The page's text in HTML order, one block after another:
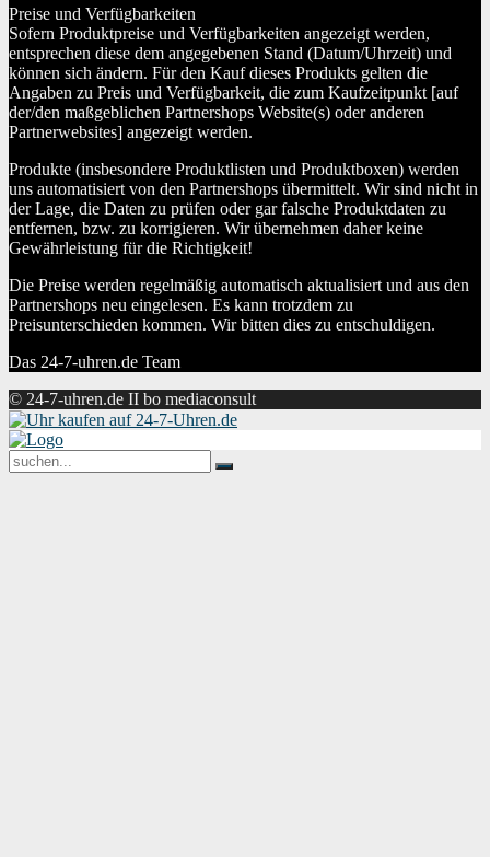
Preise und Verfügbarkeiten
Sofern Produktpreise und Verfügbarkeiten angezeigt werden,
entsprechen diese dem angegebenen Stand (Datum/Uhrzeit) und
können sich ändern. Für den Kauf dieses Produkts gelten die
Angaben zu Preis und Verfügbarkeit, die zum Kaufzeitpunkt [auf
der/den maßgeblichen Partnershops Website(s) oder anderen
Partnerwebsites] angezeigt werden.
Produkte (insbesondere Produktlisten und Produktboxen) werden
uns automatisiert von den Partnershops übermittelt. Wir sind nicht in
der Lage, die Daten zu prüfen oder gar falsche Produktdaten zu
entfernen, bzw. zu korrigieren. Wir übernehmen daher keine
Gewährleistung für die Richtigkeit!
Die Preise werden regelmäßig automatisch aktualisiert und aus den
Partnershops neu eingelesen. Es kann trotzdem zu
Preisunterschieden kommen. Wir bitten dies zu entschuldigen.
Das 24-7-uhren.de Team
© 24-7-uhren.de II bo mediaconsult